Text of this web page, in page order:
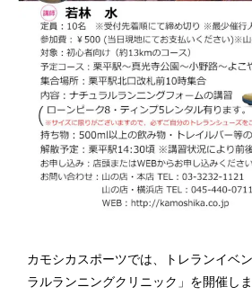
カモシカスポーツでは、トレランイベ
ラルランニングクリニック」を開催しま